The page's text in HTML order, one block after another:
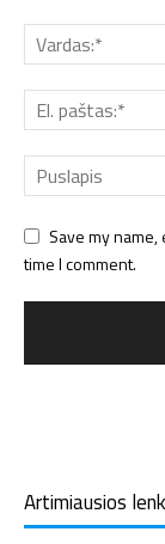
Save my
time I comment.
Artimiausios